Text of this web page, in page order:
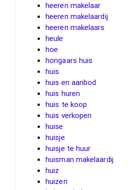
heeren makelaar
heeren makelaardij
heeren makelaars
heule
hoe
hongaars huis
huis
huis en aanbod
huis huren
huis te koop
huis verkopen
huise
huisje
huisje te huur
huisman makelaardij
huiz
huizen